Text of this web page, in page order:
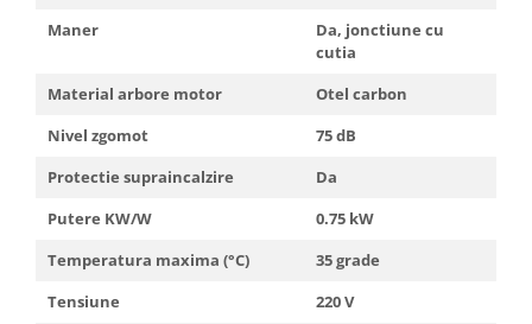
Maner
Da, jonctiune cu
cutia
Material arbore motor
Otel carbon
Nivel zgomot
75 dB
Protectie supraincalzire
Da
Putere KW/W
0.75 kW
Temperatura maxima (°C)
35 grade
Tensiune
220 V